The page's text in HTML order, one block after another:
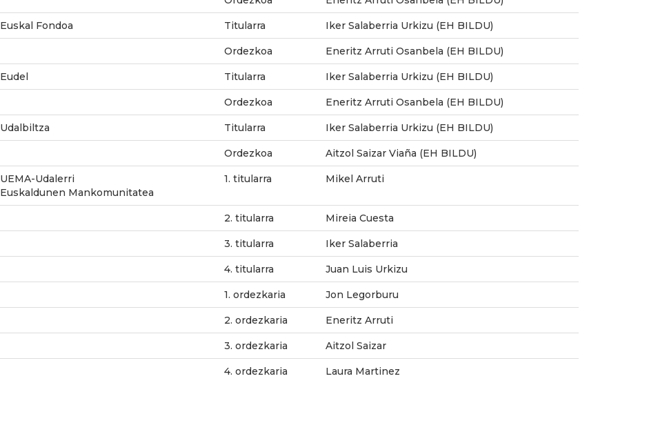
Euskal Fondoa Titularra Iker Salaberria Urkizu (EH BILDU)
Ordezkoa Eneritz Arruti Osanbela (EH BILDU)
Eudel Titularra Iker Salaberria Urkizu (EH BILDU)
Ordezkoa Eneritz Arruti Osanbela (EH BILDU)
Udalbiltza Titularra Iker Salaberria Urkizu (EH BILDU)
Ordezkoa Aitzol Saizar Viaña (EH BILDU)
UEMA-Udalerri
Euskaldunen Mankomunitatea
1. titularra Mikel Arruti
2. titularra Mireia Cuesta
3. titularra Iker Salaberria
4. titularra Juan Luis Urkizu
1. ordezkaria Jon Legorburu
2. ordezkaria Eneritz Arruti
3. ordezkaria Aitzol Saizar
4. ordezkaria Laura Martinez